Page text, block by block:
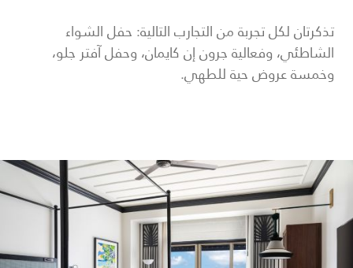
تذكرتان لكل تجربة من التجارب التالية: حفل الشواء
الشاطئي، وفعالية جرون إن كايمان، وحفل آفتر جلو،
وخمسة عروض حية للطهي.